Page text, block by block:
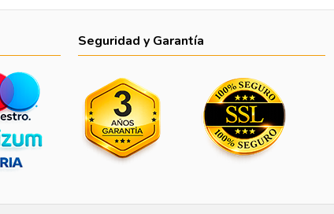
Seguridad y Garantía